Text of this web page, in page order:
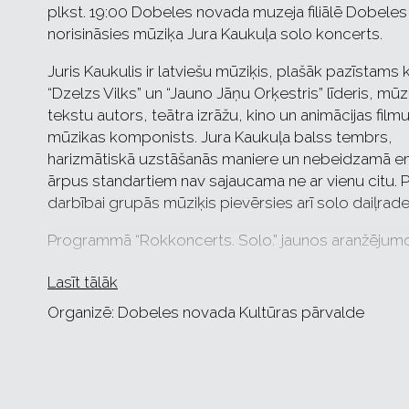
plkst. 19:00 Dobeles novada muzeja filiālē Dobeles
norisināsies mūziķa Jura Kaukuļa solo koncerts.
Juris Kaukulis ir latviešu mūziķis, plašāk pazīstams
“Dzelzs Vilks” un “Jauno Jāņu Orķestris” līderis,
tekstu autors, teātra izrāžu, kino un animācijas filmu
mūzikas komponists. Jura Kaukuļa balss tembrs,
harizmātiskā uzstāšanās maniere un nebeidzamā
ārpus standartiem nav sajaucama ne ar vienu citu.
darbībai grupās mūziķis pievērsies arī solo
Programmā “Rokkoncerts. Solo.” jaunos
daiļrades posmiem, gan dziesmas no teātra
kino filmām, gan arī pilnīgi jaunas, īpaši Jura solo
Lasīt tālāk
Organizē: Dobeles novada Kultūras pārvalde